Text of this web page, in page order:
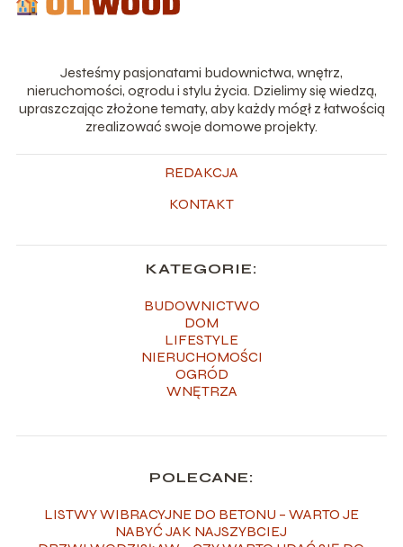
Jesteśmy pasjonatami budownictwa, wnętrz,
nieruchomości, ogrodu i stylu życia. Dzielimy się wiedzą,
upraszczając złożone tematy, aby każdy mógł z łatwością
zrealizować swoje domowe projekty.
REDAKCJA
KONTAKT
KATEGORIE:
BUDOWNICTWO
DOM
LIFESTYLE
NIERUCHOMOŚCI
OGRÓD
WNĘTRZA
POLECANE:
LISTWY WIBRACYJNE DO BETONU – WARTO JE
NABYĆ JAK NAJSZYBCIEJ